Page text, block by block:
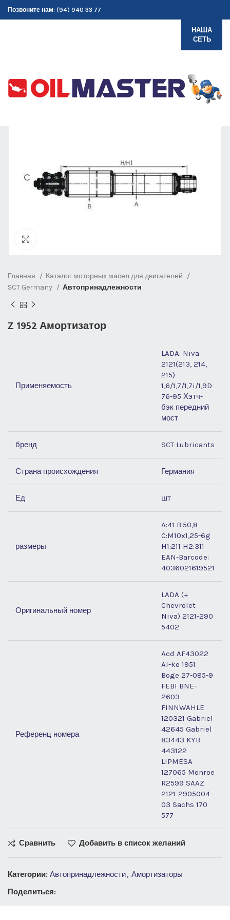
Позвоните нам: (94) 940 33 77
НАША
СЕТЬ
Главная
Каталог моторных масел для двигателей
SCT Germany
Автопринадлежности
Z 1952 Амортизатор
Применяемость
LADA: Niva
2121(213, 214,
215)
1,6/1,7/1,7i/1,9D
76-95 Хэтч-
бэк передний
мост
бренд SCT Lubricants
Страна происхождения Германия
Ед шт
размеры
A:41 B:50,8
C:M10x1,25-6g
H1:211 H2:311
EAN-Barcode:
4036021619521
Оригинальный номер
LADA (+
Chevrolet
Niva) 2121-290
5402
Референц номера
Acd AF43022
Al-ko 1951
Boge 27-085-9
FEBI BNE-
2603
FINNWAHLE
120321 Gabriel
42645 Gabriel
83443 KYB
443122
LIPMESA
127065 Monroe
R2599 SAAZ
2121-2905004-
03 Sachs 170
577
Сравнить Добавить в список желаний
Категории: Автопринадлежности, Амортизаторы
Поделиться: